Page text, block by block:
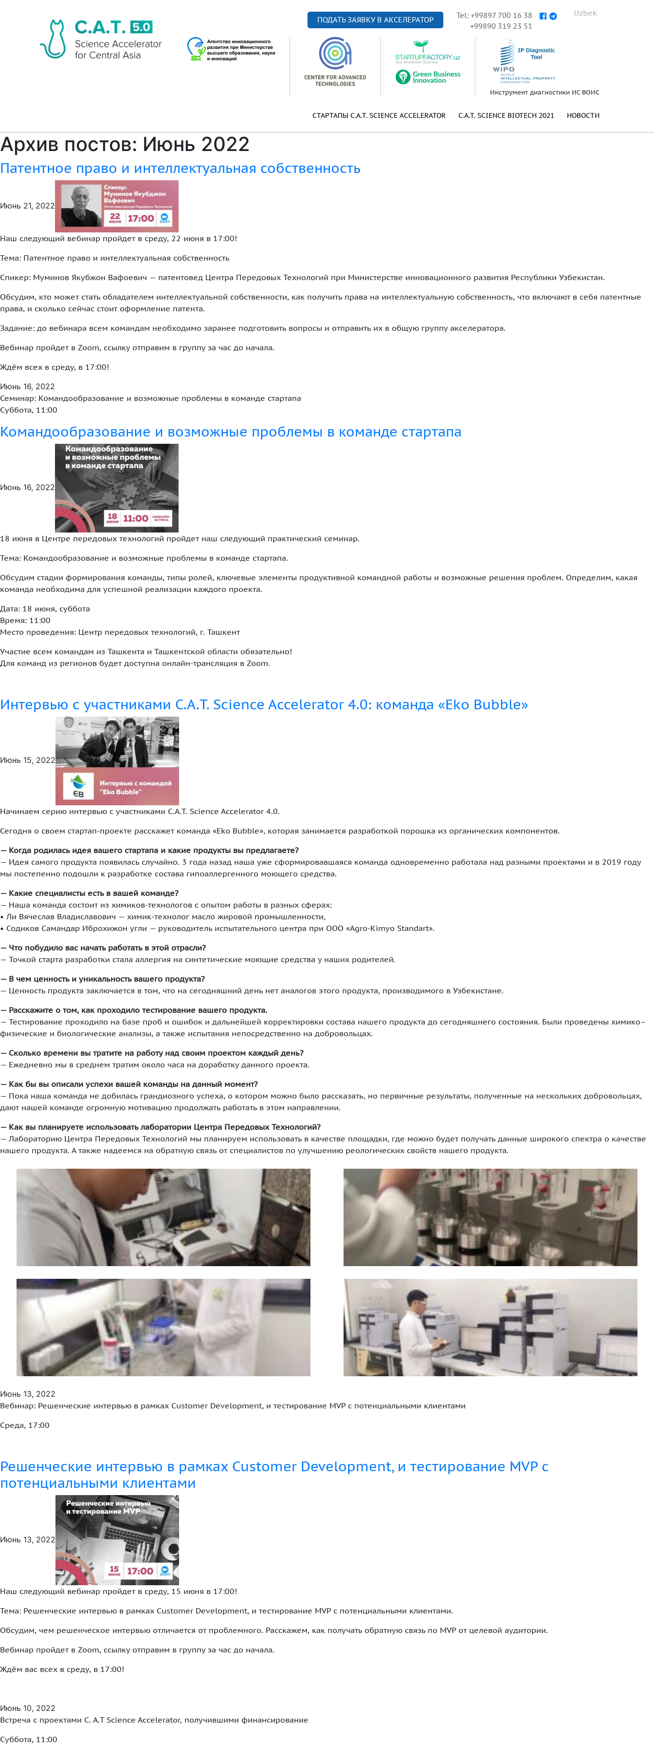
Uzbek
Tel: +99897 700 16 38
+99890 319 23 51
ПОДАТЬ ЗАЯВКУ В АКСЕЛЕРАТОР
Инструмент диагностики ИС ВОИС
НОВОСТИ
C.A.T. SCIENCE BIOTECH 2021
СТАРТАПЫ C.A.T. SCIENCE ACCELERATOR
Архив постов: Июнь 2022
Патентное право и интеллектуальная собственность
Июнь 21, 2022
Наш следующий вебинар пройдет в среду, 22 июня в 17:00!
Тема: Патентное право и интеллектуальная собственность
Спикер: Муминов Якубжон Вафоевич — патентовед Центра Передовых Технологий при Министерстве инновационного развития Республики Узбекистан.
Обсудим, кто может стать обладателем интеллектуальной собственности, как получить права на интеллектуальную собственность, что включают в себя патентные
права, и сколько сейчас стоит оформление патента.
Задание: до вебинара всем командам необходимо заранее подготовить вопросы и отправить их в общую группу акселератора.
Вебинар пройдет в Zoom, ссылку отправим в группу за час до начала.
Ждём всех в среду, в 17:00!
Июнь 16, 2022
Семинар: Командообразование и возможные проблемы в команде стартапа
Суббота, 11:00
Командообразование и возможные проблемы в команде стартапа
Июнь 16, 2022
18 июня в Центре передовых технологий пройдет наш следующий практический семинар.
Тема: Командообразование и возможные проблемы в команде стартапа.
Обсудим стадии формирования команды, типы ролей, ключевые элементы продуктивной командной работы и возможные решения проблем. Определим, какая
команда необходима для успешной реализации каждого проекта.
Дата: 18 июня, суббота
Время: 11:00
Место проведения: Центр передовых технологий, г. Ташкент
Участие всем командам из Ташкента и Ташкентской области обязательно!
Для команд из регионов будет доступна онлайн-трансляция в Zoom.
Интервью с участниками C.A.T. Science Accelerator 4.0: команда «Eko Bubble»
Июнь 15, 2022
Начинаем серию интервью с участниками C.A.T. Science Accelerator 4.0.
Сегодня о своем стартап-проекте расскажет команда «Eko Bubble», которая занимается разработкой порошка из органических компонентов.
— Когда родилась идея вашего стартапа и какие продукты вы предлагаете?
— Идея самого продукта появилась случайно. 3 года назад наша уже сформировавшаяся команда одновременно работала над разными проектами и в 2019 году
мы постепенно подошли к разработке состава гипоаллергенного моющего средства.
— Какие специалисты есть в вашей команде?
— Наша команда состоит из химиков-технологов с опытом работы в разных сферах:
• Ли Вячеслав Владиславович — химик-технолог масло жировой промышленности,
• Содиков Самандар Иброхижон угли — руководитель испытательного центра при ООО «Agro-Kimyo Standart».
— Что побудило вас начать работать в этой отрасли?
— Точкой старта разработки стала аллергия на синтетические моющие средства у наших родителей.
— В чем ценность и уникальность вашего продукта?
— Ценность продукта заключается в том, что на сегодняшний день нет аналогов этого продукта, производимого в Узбекистане.
— Расскажите о том, как проходило тестирование вашего продукта.
— Тестирование проходило на базе проб и ошибок и дальнейшей корректировки состава нашего продукта до сегодняшнего состояния. Были проведены химико–
физические и биологические анализы, а также испытания непосредственно на добровольцах.
— Сколько времени вы тратите на работу над своим проектом каждый день?
— Ежедневно мы в среднем тратим около часа на доработку данного проекта.
— Как бы вы описали успехи вашей команды на данный момент?
— Пока наша команда не добилась грандиозного успеха, о котором можно было рассказать, но первичные результаты, полученные на нескольких добровольцах,
дают нашей команде огромную мотивацию продолжать работать в этом направлении.
— Как вы планируете использовать лаборатории Центра Передовых Технологий?
— Лабораторию Центра Передовых Технологий мы планируем использовать в качестве площадки, где можно будет получать данные широкого спектра о качестве
нашего продукта. А также надеемся на обратную связь от специалистов по улучшению реологических свойств нашего продукта.
Июнь 13, 2022
Вeбинар: Решенческие интервью в рамках Customer Development, и тестирование MVP с потенциальными клиентами
Среда, 17:00
Решенческие интервью в рамках Customer Development, и тестирование MVP с
потенциальными клиентами
Июнь 13, 2022
Наш следующий вебинар пройдет в среду, 15 июня в 17:00!
Тема: Решенческие интервью в рамках Customer Development, и тестирование MVP с потенциальными клиентами.
Обсудим, чем решенческое интервью отличается от проблемного. Расскажем, как получать обратную связь по MVP от целевой аудитории.
Вебинар пройдет в Zoom, ссылку отправим в группу за час до начала.
Ждём вас всех в среду, в 17:00!
Июнь 10, 2022
Встреча с проектами C. A.T Science Accelerator, получившими финансирование
Суббота, 11:00